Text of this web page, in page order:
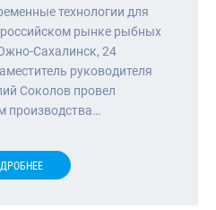
технологии для
рынке рыбных
Сахалинск, 24
руководителя
Соколов провел
производства…